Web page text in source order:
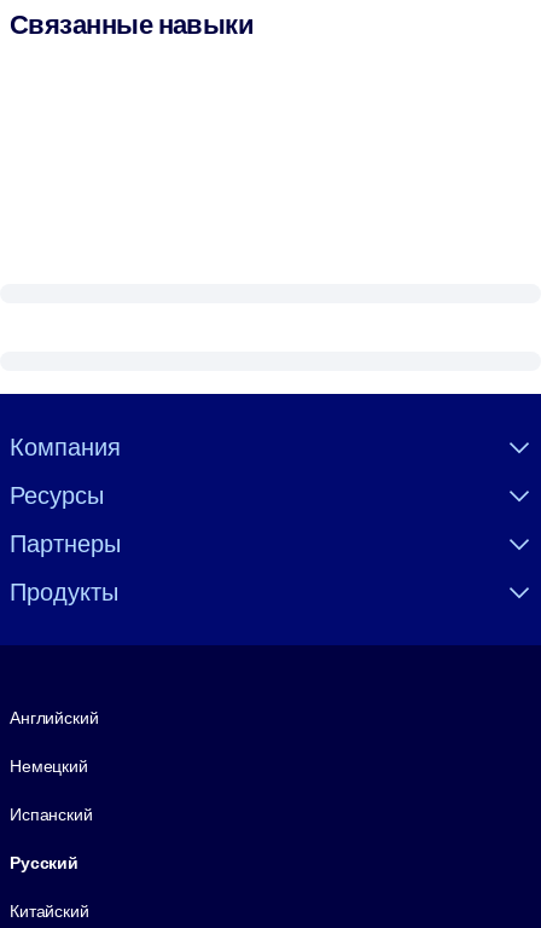
Связанные навыки
Visually hidden Text
Компания
Ресурсы
Партнеры
Продукты
Английский
Немецкий
Испанский
Русский
Китайский